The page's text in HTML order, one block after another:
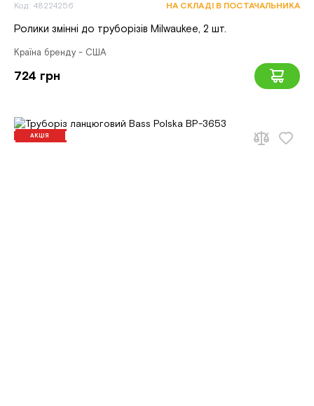
Код: 48224256 НА СКЛАДІ В ПОСТАЧАЛЬНИКА
Ролики змінні до труборізів Milwaukee, 2 шт.
Країна бренду - США
724 грн
АКЦІЯ